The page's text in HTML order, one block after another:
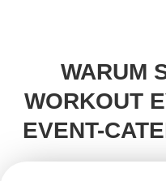
WARUM
WORKOUT
EVENT-